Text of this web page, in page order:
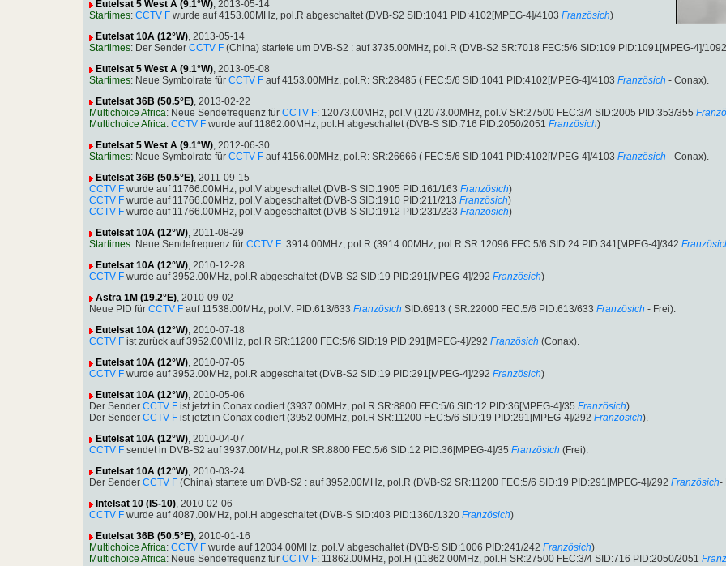
Eutelsat 5 West A (9.1°W), 2013-05-14
Startimes: CCTV F wurde auf 4153.00MHz, pol.R abgeschaltet (DVB-S2 SID:1041 PID:4102[MPEG-4]/4103 Französich)
Eutelsat 10A (12°W), 2013-05-14
Startimes: Der Sender CCTV F (China) startete um DVB-S2 : auf 3735.00MHz, pol.R (DVB-S2 SR:7018 FEC:5/6 SID:109 PID:1091[MPEG-4]/1092
Eutelsat 5 West A (9.1°W), 2013-05-08
Startimes: Neue Symbolrate für CCTV F auf 4153.00MHz, pol.R: SR:28485 ( FEC:5/6 SID:1041 PID:4102[MPEG-4]/4103 Französich - Conax).
Eutelsat 36B (50.5°E), 2013-02-22
Multichoice Africa: Neue Sendefrequenz für CCTV F: 12073.00MHz, pol.V (12073.00MHz, pol.V SR:27500 FEC:3/4 SID:2005 PID:353/355
Multichoice Africa: CCTV F wurde auf 11862.00MHz, pol.H abgeschaltet (DVB-S SID:716 PID:2050/2051 Französich)
Eutelsat 5 West A (9.1°W), 2012-06-30
Startimes: Neue Symbolrate für CCTV F auf 4156.00MHz, pol.R: SR:26666 ( FEC:5/6 SID:1041 PID:4102[MPEG-4]/4103 Französich - Conax).
Eutelsat 36B (50.5°E), 2011-09-15
CCTV F wurde auf 11766.00MHz, pol.V abgeschaltet (DVB-S SID:1905 PID:161/163 Französich)
CCTV F wurde auf 11766.00MHz, pol.V abgeschaltet (DVB-S SID:1910 PID:211/213 Französich)
CCTV F wurde auf 11766.00MHz, pol.V abgeschaltet (DVB-S SID:1912 PID:231/233 Französich)
Eutelsat 10A (12°W), 2011-08-29
Startimes: Neue Sendefrequenz für CCTV F: 3914.00MHz, pol.R (3914.00MHz, pol.R SR:12096 FEC:5/6 SID:24 PID:341[MPEG-4]/342
Eutelsat 10A (12°W), 2010-12-28
CCTV F wurde auf 3952.00MHz, pol.R abgeschaltet (DVB-S2 SID:19 PID:291[MPEG-4]/292 Französich)
Astra 1M (19.2°E), 2010-09-02
Neue PID für CCTV F auf 11538.00MHz, pol.V: PID:613/633 Französich SID:6913 ( SR:22000 FEC:5/6 PID:613/633 Französich - Frei).
Eutelsat 10A (12°W), 2010-07-18
CCTV F ist zurück auf 3952.00MHz, pol.R SR:11200 FEC:5/6 SID:19 PID:291[MPEG-4]/292 Französich (Conax).
Eutelsat 10A (12°W), 2010-07-05
CCTV F wurde auf 3952.00MHz, pol.R abgeschaltet (DVB-S2 SID:19 PID:291[MPEG-4]/292 Französich)
Eutelsat 10A (12°W), 2010-05-06
Der Sender CCTV F ist jetzt in Conax codiert (3937.00MHz, pol.R SR:8800 FEC:5/6 SID:12 PID:36[MPEG-4]/35 Französich).
Der Sender CCTV F ist jetzt in Conax codiert (3952.00MHz, pol.R SR:11200 FEC:5/6 SID:19 PID:291[MPEG-4]/292 Französich).
Eutelsat 10A (12°W), 2010-04-07
CCTV F sendet in DVB-S2 auf 3937.00MHz, pol.R SR:8800 FEC:5/6 SID:12 PID:36[MPEG-4]/35 Französich (Frei).
Eutelsat 10A (12°W), 2010-03-24
Der Sender CCTV F (China) startete um DVB-S2 : auf 3952.00MHz, pol.R (DVB-S2 SR:11200 FEC:5/6 SID:19 PID:291[MPEG-4]/292 Französich-
Intelsat 10 (IS-10), 2010-02-06
CCTV F wurde auf 4087.00MHz, pol.H abgeschaltet (DVB-S SID:403 PID:1360/1320 Französich)
Eutelsat 36B (50.5°E), 2010-01-16
Multichoice Africa: CCTV F wurde auf 12034.00MHz, pol.V abgeschaltet (DVB-S SID:1006 PID:241/242 Französich)
Multichoice Africa: Neue Sendefrequenz für CCTV F: 11862.00MHz, pol.H (11862.00MHz, pol.H SR:27500 FEC:3/4 SID:716 PID:2050/2051